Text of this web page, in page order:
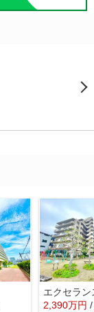
エクセラン
2,390万円